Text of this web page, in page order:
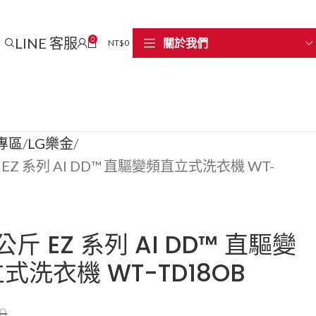
LINE 客服 0 NT$0 關於我們
區 LG樂金
系列 AI DD™ 直驅變頻直立式洗衣機 WT-
斤 EZ 系列 AI DD™ 直驅變
洗衣機 WT-TD18OB